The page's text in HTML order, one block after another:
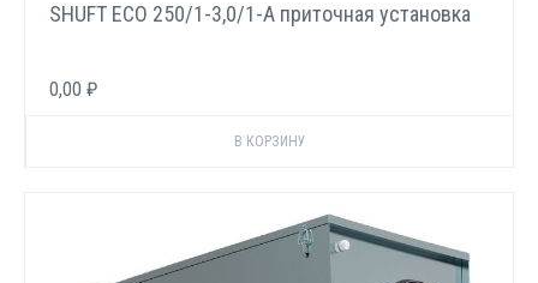
SHUFT ECO 250/1-3,0/1-A приточная установка
0,00 ₽